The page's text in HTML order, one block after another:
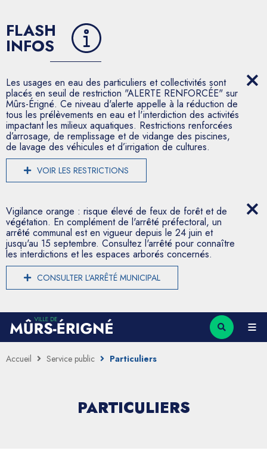
FLASH
INFOS
Les usages en eau des particuliers et collectivités sont
placés en seuil de restriction "ALERTE RENFORCÉE" sur
Mûrs-Érigné. Ce niveau d'alerte appelle à la réduction de
tous les prélèvements en eau et l'interdiction des activités
impactant les milieux aquatiques. Restrictions renforcées
d’arrosage, de remplissage et de vidange des piscines,
de lavage des véhicules et d’irrigation de cultures.
VOIR LES RESTRICTIONS
Vigilance orange : risque élevé de feux de forêt et de
végétation. En complément de l'arrêté préfectoral, un
arrêté communal est en vigueur depuis le 24 juin et
jusqu'au 15 septembre. Consultez l'arrêté pour connaître
les interdictions et les espaces arborés concernés.
CONSULTER L'ARRÊTÉ MUNICIPAL
Accueil Service public Particuliers
PARTICULIERS